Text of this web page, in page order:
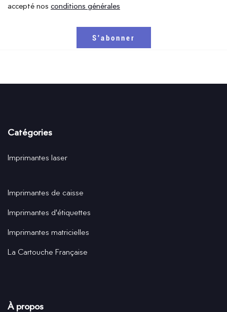
accepté nos conditions générales
Catégories
Imprimantes laser
Imprimantes de caisse
Imprimantes d'étiquettes
Imprimantes matricielles
La Cartouche Française
À propos